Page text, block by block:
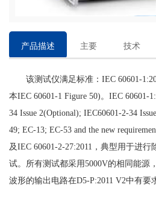
产品描述
主要
技术
该测试仪满足标准：IEC 60601-
本IEC 60601-1 Figure 50)。IEC 60601-
34 Issue 2(Optional); IEC60601-2-34
49; EC-13; EC-53 and the new
及IEC 60601-2-27:2011，典型用于进
试。所有测试都采用5000V的相同能源
波形的输出电路在D5-P:2011 V2中有要